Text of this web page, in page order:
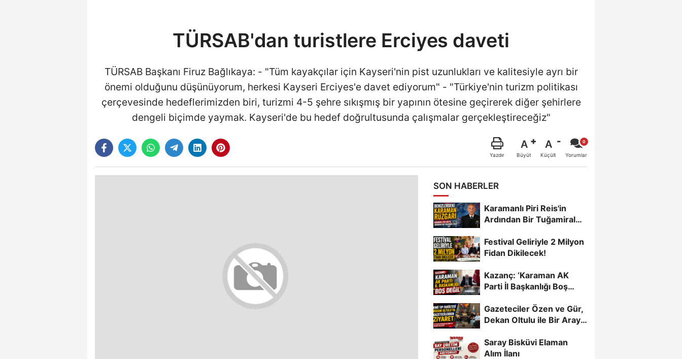
TÜRSAB'dan turistlere Erciyes daveti
TÜRSAB Başkanı Firuz Bağlıkaya: - "Tüm kayakçılar için Kayseri'nin pist uzunlukları ve kalitesiyle ayrı bir
önemi olduğunu düşünüyorum, herkesi Kayseri Erciyes'e davet ediyorum" - "Türkiye'nin turizm politikası
çerçevesinde hedeflerimizden biri, turizmi 4-5 şehre sıkışmış bir yapının ötesine geçirerek diğer şehirlere
dengeli biçimde yaymak. Kayseri'de bu hedef doğrultusunda çalışmalar gerçekleştireceğiz"
Yazdır
A
Büyüt
A
Küçült Yorumlar
SON HABERLER
Karamanlı Piri Reis'in
Ardından Bir Tuğamiral
Festival Geliriyle 2 Milyon
Fidan Dikilecek!
Kazanç: ‘Karaman AK
Parti İl Başkanlığı Boş
Gazeteciler Özen ve Gür,
Dekan Oltulu ile Bir Araya
Saray Bisküvi Elaman
Alım İlanı